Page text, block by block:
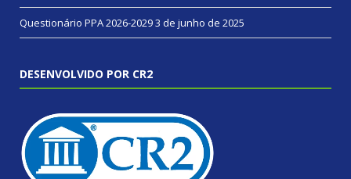
Questionário PPA 2026-20293 de junho de 2025
DESENVOLVIDO POR CR2